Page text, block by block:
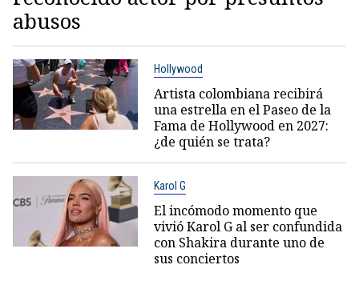
abusos
Hollywood
Artista colombiana recibirá
una estrella en el Paseo de la
Fama de Hollywood en 2027:
¿de quién se trata?
Karol G
El incómodo momento que
vivió Karol G al ser confundida
con Shakira durante uno de
sus conciertos